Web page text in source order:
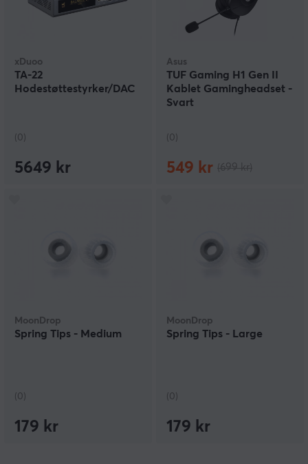
xDuoo
TA-22
Hodestøttestyrker/DAC
(0)
5649 kr
Asus
TUF Gaming H1 Gen II
Kablet Gamingheadset -
Svart
(0)
549 kr
MoonDrop
Spring Tips - Medium
(0)
179 kr
MoonDrop
Spring Tips - Large
(0)
179 kr